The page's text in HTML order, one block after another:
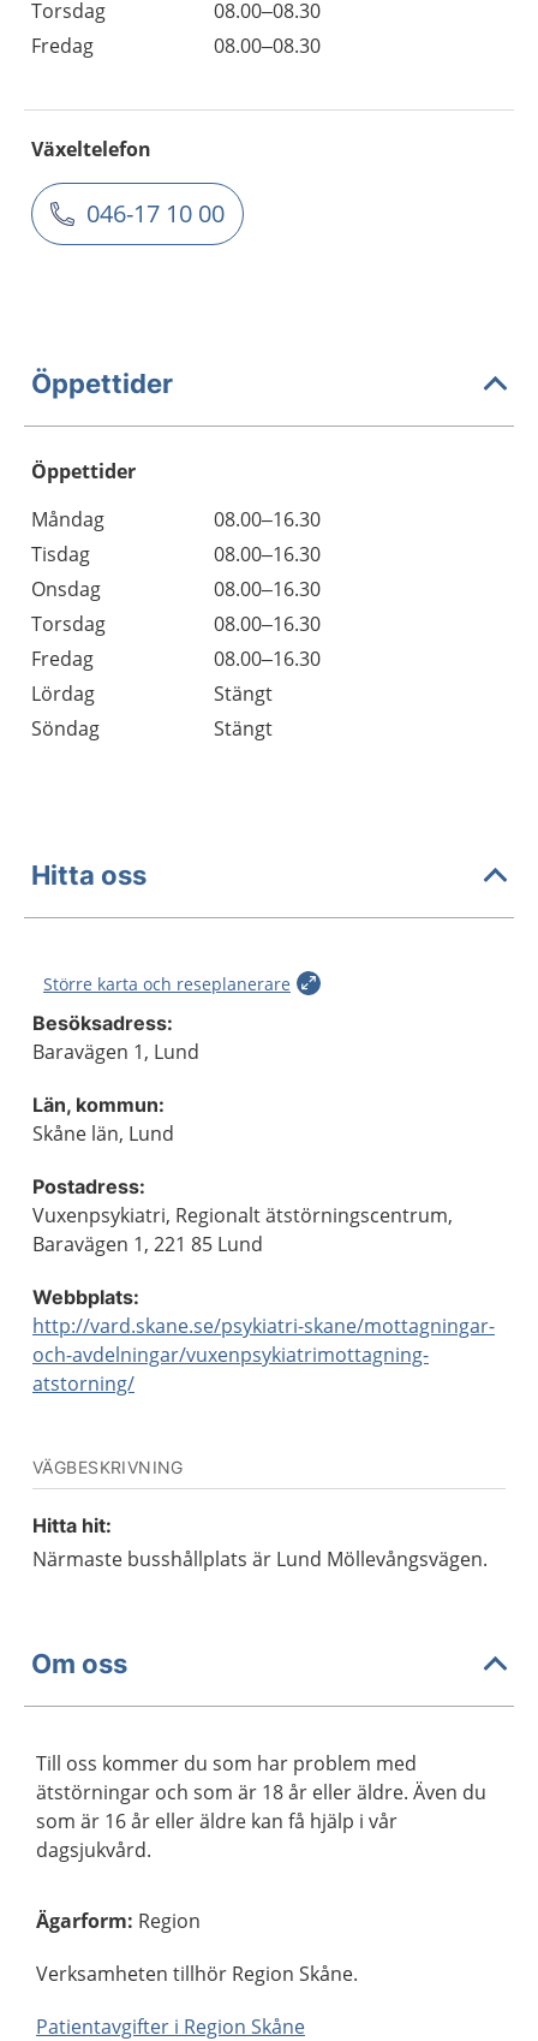
Torsdag
08.00–08.30
Fredag
08.00–08.30
Växeltelefon
046-17 10 00
Öppettider
Öppettider
Dag
Öppettider
Kommentarer
Måndag
08.00–16.30
Tisdag
08.00–16.30
Onsdag
08.00–16.30
Torsdag
08.00–16.30
Fredag
08.00–16.30
Lördag
Stängt
Söndag
Stängt
Hitta oss
Större karta och reseplanerare
Besöksadress:
Baravägen 1, Lund
Län, kommun:
Skåne län, Lund
Postadress:
Vuxenpsykiatri, Regionalt ätstörningscentrum,
Baravägen 1, 221 85 Lund
Webbplats:
http://vard.skane.se/psykiatri-skane/mottagningar-
och-avdelningar/vuxenpsykiatrimottagning-
atstorning/
VÄGBESKRIVNING
Hitta hit:
Närmaste busshållplats är Lund Möllevångsvägen.
Om oss
Till oss kommer du som har problem med
ätstörningar och som är 18 år eller äldre. Även du
som är 16 år eller äldre kan få hjälp i vår
dagsjukvård.
Ägarform: Region
Verksamheten tillhör Region Skåne.
Patientavgifter i Region Skåne